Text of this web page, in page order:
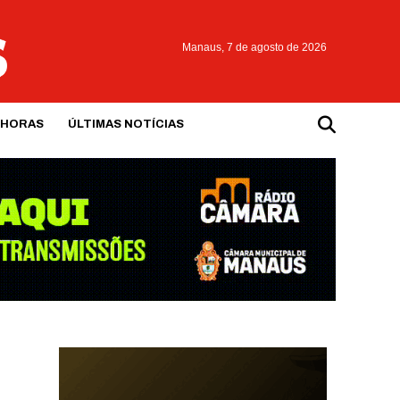
Manaus, 7 de agosto de 2026
ÚLTIMAS NOTÍCIAS